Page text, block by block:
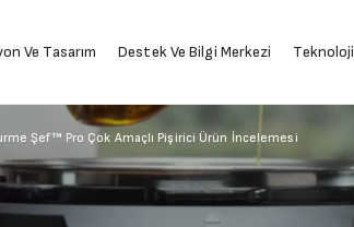
Ve Tasarım Destek Ve Bilgi Merkezi Teknoloji
Şef™ Pro Çok Amaçlı Pişirici Ürün İncelemesi